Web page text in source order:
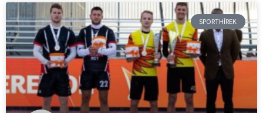
SPORTHÍREK